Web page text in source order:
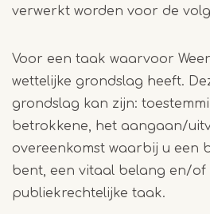
verwerkt worden voor de
Voor een taak waarvoor
wettelijke grondslag heeft.
grondslag kan zijn:
betrokkene, het aangaan/
overeenkomst waarbij u een
bent, een vitaal belang en/of
publiekrechtelijke taak.